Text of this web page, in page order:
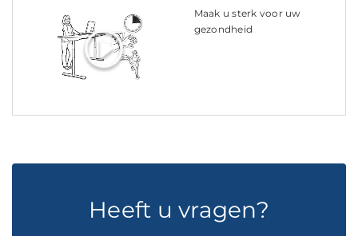
Maak u sterk voor uw
gezondheid
Heeft u vragen?